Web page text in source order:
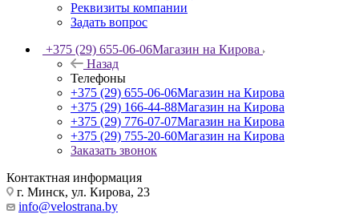
Реквизиты компании
Задать вопрос
+375 (29) 655-06-06Магазин на Кирова
Назад
Телефоны
+375 (29) 655-06-06Магазин на Кирова
+375 (29) 166-44-88Магазин на Кирова
+375 (29) 776-07-07Магазин на Кирова
+375 (29) 755-20-60Магазин на Кирова
Заказать звонок
Контактная информация
г. Минск, ул. Кирова, 23
info@velostrana.by